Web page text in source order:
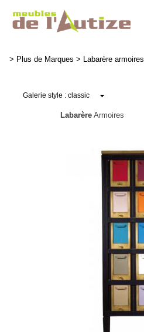
> Plus de Marques > Labarère armoires
LabarèreArmoires